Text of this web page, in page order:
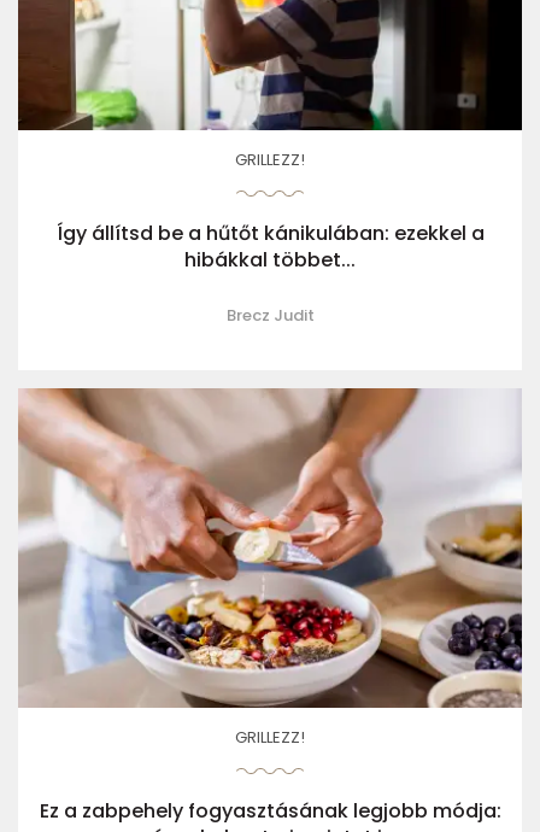
GRILLEZZ!
Így állítsd be a hűtőt kánikulában: ezekkel a
hibákkal többet...
Brecz Judit
GRILLEZZ!
Ez a zabpehely fogyasztásának legjobb módja: